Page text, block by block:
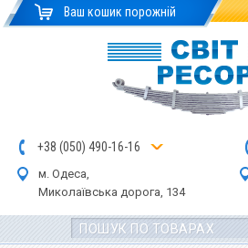
Ваш кошик порожній
+38 (050) 490-16-16
м. Одеса,
Миколаївська дорога, 134